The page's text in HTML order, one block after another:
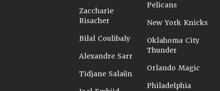
Zaccharie
Risacher
Bilal Coulibaly
Alexandre Sarr
Tidjane Salaün
Pelicans
New York Knicks
Oklahoma City
Thunder
Orlando Magic
Philadelphia